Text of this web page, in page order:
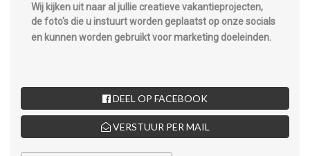
Wij kijken uit naar al jullie creatieve vakantieprojecten,
de foto's die u instuurt worden geplaatst op onze socials
en kunnen worden gebruikt voor marketing doeleinden.
DEEL OP FACEBOOK
VERSTUUR PER MAIL